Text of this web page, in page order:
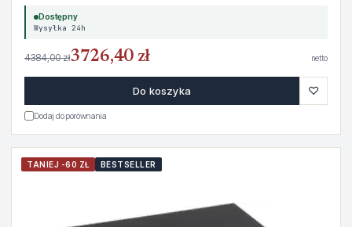
Dostępny
Wysyłka 24h
4384,00 zł3726,40 zł netto
Do koszyka ♡
Dodaj do porównania
TANIEJ -60 ZŁ BESTSELLER